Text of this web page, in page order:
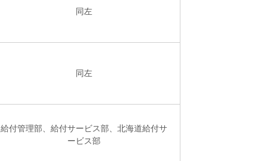
同左
同左
給付管理部、給付サービス部、北海道給付サ
ービス部